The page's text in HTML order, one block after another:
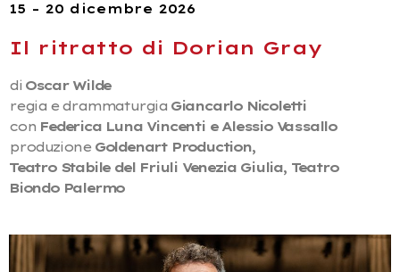
15 – 20 dicembre 2026
Il ritratto di Dorian Gray
di Oscar Wilde
regia e drammaturgia Giancarlo Nicoletti
con Federica Luna Vincenti e Alessio Vassallo
produzione Goldenart Production,
Teatro Stabile del Friuli Venezia Giulia, Teatro
Biondo Palermo